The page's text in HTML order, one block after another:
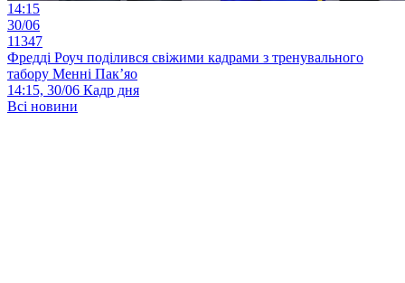
14:15
30/06
11347
Фредді Роуч поділився свіжими кадрами з тренувального
табору Менні Пак’яо
14:15, 30/06 Кадр дня
Всі новини